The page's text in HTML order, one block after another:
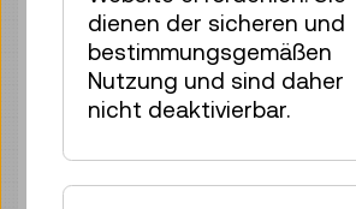
Sa 08.08. 10:30–11:00
Führung / Aktion
4 Plätze frei
dienen der sicheren und
bestimmungsgemäßen
Nutzung und sind daher
nicht deaktivierbar.